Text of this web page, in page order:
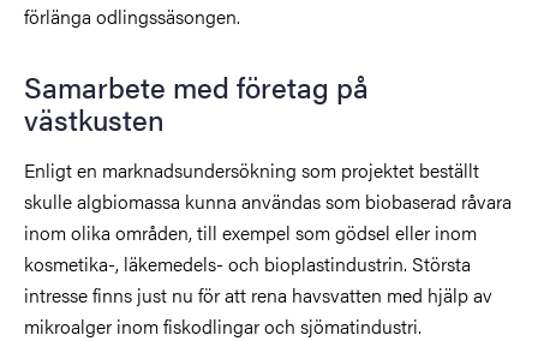
förlänga odlingssäsongen.
Samarbete med företag på
västkusten
Enligt en marknadsundersökning som projektet beställt
skulle algbiomassa kunna användas som biobaserad råvara
inom olika områden, till exempel som gödsel eller inom
kosmetika-, läkemedels- och bioplastindustrin. Största
intresse finns just nu för att rena havsvatten med hjälp av
mikroalger inom fiskodlingar och sjömatindustri.